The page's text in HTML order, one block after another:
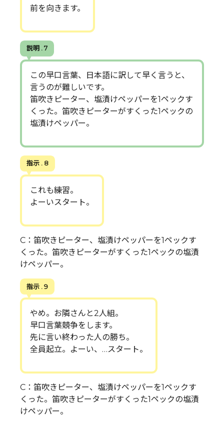
前を向きます。
説明 . 7
この早口言葉、日本語に訳して早く言うと、
言うのが難しいです。
笛吹きピーター、塩漬けペッパーを1ペックす
くった。笛吹きピーターがすくった1ペックの
塩漬けペッパー。
指示 . 8
これも練習。
よーいスタート。
C：笛吹きピーター、塩漬けペッパーを1ペックす
くった。笛吹きピーターがすくった1ペックの塩漬
けペッパー。
指示 . 9
やめ。お隣さんと2人組。
早口言葉競争をします。
先に言い終わった人の勝ち。
全員起立。よーい、…スタート。
C：笛吹きピーター、塩漬けペッパーを1ペックす
くった。笛吹きピーターがすくった1ペックの塩漬
けペッパー。